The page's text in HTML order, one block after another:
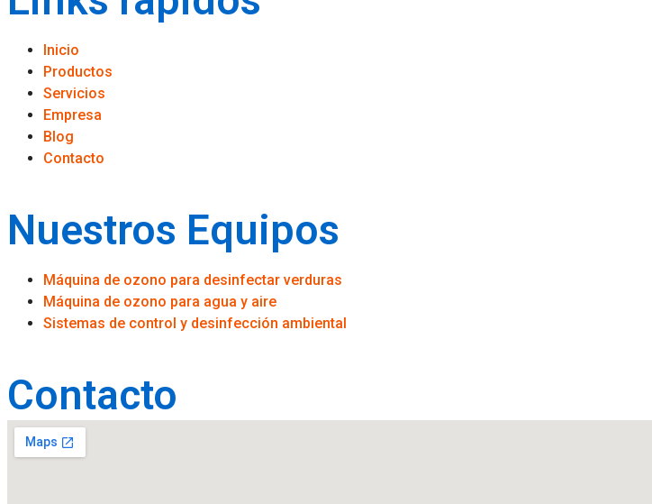
Inicio
Productos
Servicios
Empresa
Blog
Contacto
Nuestros Equipos
Máquina de ozono para desinfectar verduras
Máquina de ozono para agua y aire
Sistemas de control y desinfección ambiental
Contacto